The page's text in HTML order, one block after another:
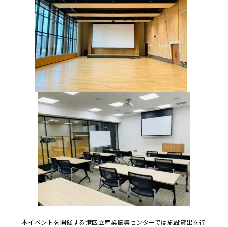
本イベントを開催する港区立産業振興センターでは施設貸出を行